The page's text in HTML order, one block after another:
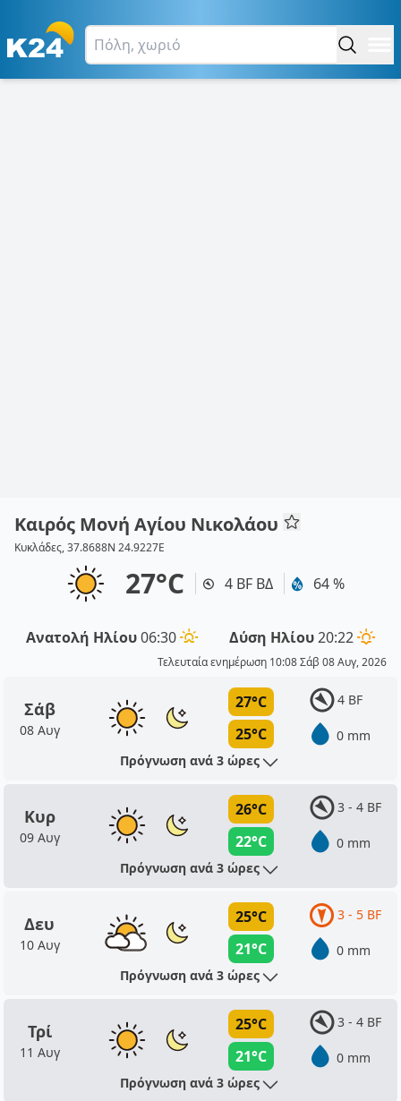
Καιρός Μονή Αγίου Νικολάου
Κυκλάδες, 37.8688N 24.9227E
27°C 4 BF ΒΔ 64 %
Ανατολή Ηλίου06:30 Δύση Ηλίου20:22
Τελευταία ενημέρωση 10:08 Σάβ 08 Αυγ, 2026
Σάβ
08 Αυγ
27°C
25°C
4 BF
0 mm
Πρόγνωση ανά 3 ώρες
Κυρ
09 Αυγ
26°C
22°C
3 - 4 BF
0 mm
Πρόγνωση ανά 3 ώρες
Δευ
10 Αυγ
25°C
21°C
3 - 5 BF
0 mm
Πρόγνωση ανά 3 ώρες
Τρί
11 Αυγ
25°C
21°C
3 - 4 BF
0 mm
Πρόγνωση ανά 3 ώρες